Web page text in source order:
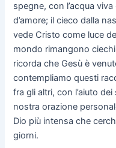
spegne, con l’acqua
d’amore; il cieco dalla
vede Cristo come luce
mondo rimangono
ricorda che Gesù è
contempliamo questi
fra gli altri, con l’aiuto
nostra orazione
Dio più intensa che
giorni.